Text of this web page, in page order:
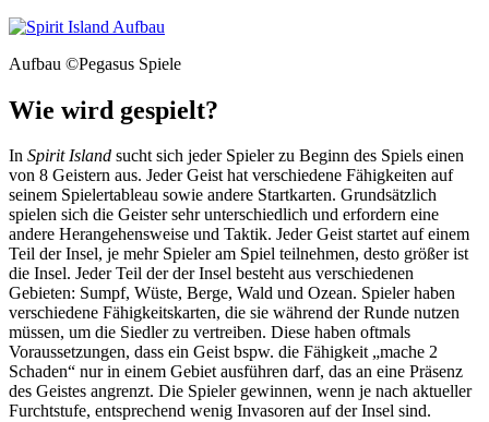
Aufbau ©Pegasus Spiele
Wie wird gespielt?
In Spirit Island sucht sich jeder Spieler zu Beginn des Spiels einen
von 8 Geistern aus. Jeder Geist hat verschiedene Fähigkeiten auf
seinem Spielertableau sowie andere Startkarten. Grundsätzlich
spielen sich die Geister sehr unterschiedlich und erfordern eine
andere Herangehensweise und Taktik. Jeder Geist startet auf einem
Teil der Insel, je mehr Spieler am Spiel teilnehmen, desto größer ist
die Insel. Jeder Teil der der Insel besteht aus verschiedenen
Gebieten: Sumpf, Wüste, Berge, Wald und Ozean. Spieler haben
verschiedene Fähigkeitskarten, die sie während der Runde nutzen
müssen, um die Siedler zu vertreiben. Diese haben oftmals
Voraussetzungen, dass ein Geist bspw. die Fähigkeit „mache 2
Schaden“ nur in einem Gebiet ausführen darf, das an eine Präsenz
des Geistes angrenzt. Die Spieler gewinnen, wenn je nach aktueller
Furchtstufe, entsprechend wenig Invasoren auf der Insel sind.